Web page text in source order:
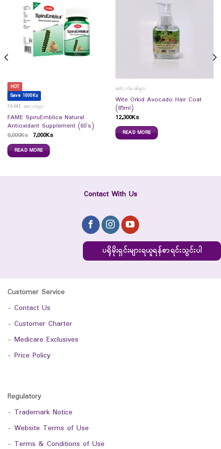
HOT
Save 1000Ks
FAME ဆေးဝါးများ
FAME SpiruEmblica Natural
Antioxidant Supplement (60`s)
8,000Ks 7,000Ks
READ MORE
ခေါင်းလိမ်းဆီများ
Wite Orkid Avocado Hair Coat
(85ml)
12,300Ks
READ MORE
Contact With Us
ပရိုမိုးရှင်းများရယူရန်စာရင်းသွင်းပါ
Customer Service
- Contact Us
- Customer Charter
- Medicare Exclusives
- Price Policy
Regulatory
- Trademark Notice
- Website Terms of Use
- Terms & Conditions of Use